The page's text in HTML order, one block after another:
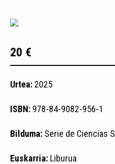
20 €
Urtea: 2025
ISBN: 978-84-9082-956-1
Bilduma: Serie de Ciencias
Euskarria: Liburua